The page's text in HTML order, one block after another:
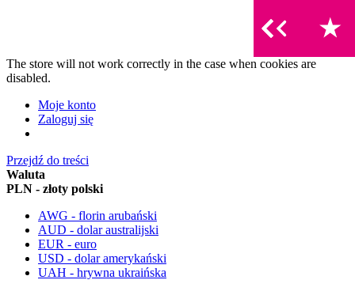
The store will not work correctly in the case when cookies are
disabled.
Moje konto
Zaloguj się
Przejdź do treści
Waluta
PLN - złoty polski
AWG - florin arubański
AUD - dolar australijski
EUR - euro
USD - dolar amerykański
UAH - hrywna ukraińska